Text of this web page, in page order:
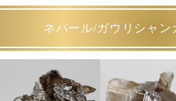
ネパール/ガウリシャン